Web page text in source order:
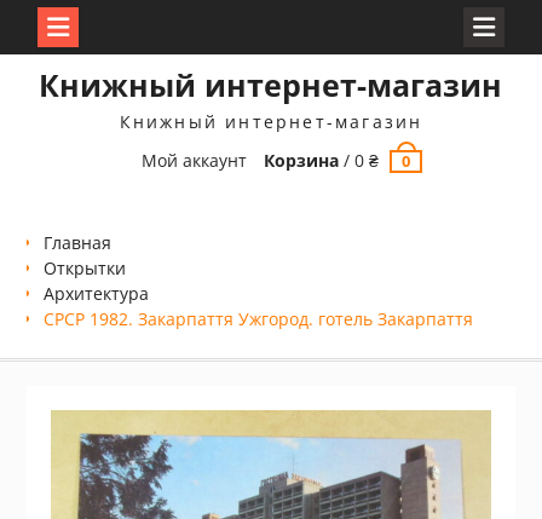
Книжный интернет-магазин
Книжный интернет-магазин
Мой аккаунт
Корзина /0₴ 0
Главная
Открытки
Архитектура
СРСР 1982. Закарпаття Ужгород. готель Закарпаття